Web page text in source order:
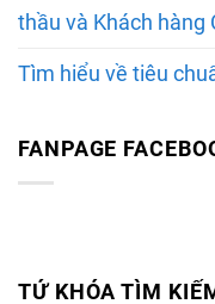
thầu và Khách hàng
Tìm hiểu về tiêu
FANPAGE
TỨ KHÓA TÌM